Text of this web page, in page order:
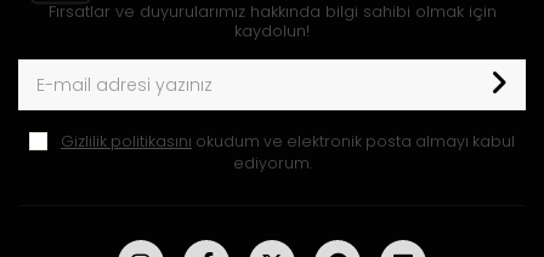
Fırsatlar ve duyurularımız hakkında bilgi sahibi olmak için
kaydolun!
Gizlilik politikasını okudum ve elektronik posta almayı kabul
ediyorum.